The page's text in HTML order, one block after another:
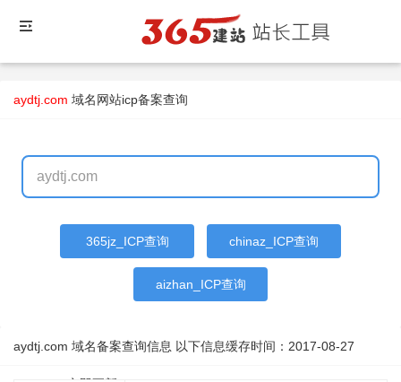
aydtj.com 域名网站icp备案查询
365jz_ICP查询 chinaz_ICP查询
aizhan_ICP查询
aydtj.com 域名备案查询信息 以下信息缓存时间： 2017-08-27